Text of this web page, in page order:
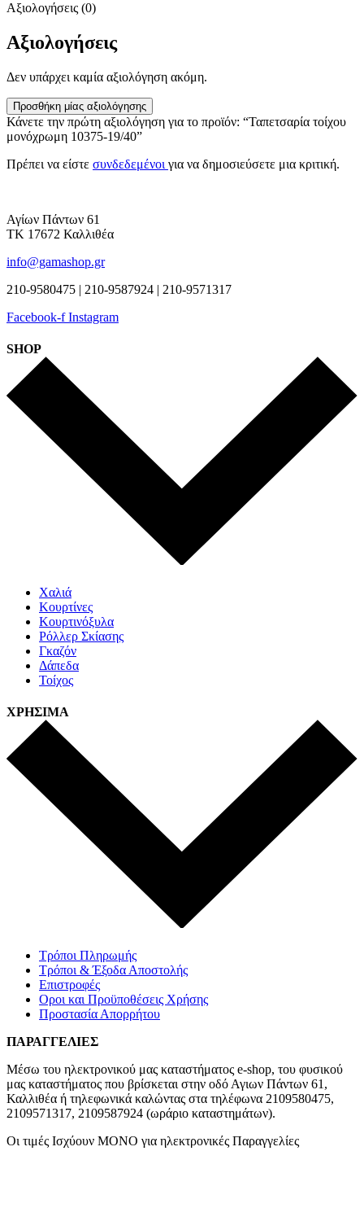
Αξιολογήσεις (0)
Αξιολογήσεις
Δεν υπάρχει καμία αξιολόγηση ακόμη.
Προσθήκη μίας αξιολόγησης
Κάνετε την πρώτη αξιολόγηση για το προϊόν: “Ταπετσαρία τοίχου
μονόχρωμη 10375-19/40”
Πρέπει να είστε συνδεδεμένοι για να δημοσιεύσετε μια κριτική.
Αγίων Πάντων 61
ΤΚ 17672 Καλλιθέα
info@gamashop.gr
210-9580475 | 210-9587924 | 210-9571317
Facebook-f Instagram
SHOP
Χαλιά
Κουρτίνες
Κουρτινόξυλα
Ρόλλερ Σκίασης
Γκαζόν
Δάπεδα
Τοίχος
ΧΡΗΣΙΜΑ
Τρόποι Πληρωμής
Τρόποι & Έξοδα Αποστολής
Επιστροφές
Οροι και Προϋποθέσεις Χρήσης
Προστασία Απορρήτου
ΠΑΡΑΓΓΕΛΙΕΣ
Μέσω του ηλεκτρονικού μας καταστήματος e-shop, του φυσικού
μας καταστήματος που βρίσκεται στην οδό Αγιων Πάντων 61,
Καλλιθέα ή τηλεφωνικά καλώντας στα τηλέφωνα 2109580475,
2109571317, 2109587924 (ωράριο καταστημάτων).
Οι τιμές Ισχύουν ΜΟΝΟ για ηλεκτρονικές Παραγγελίες